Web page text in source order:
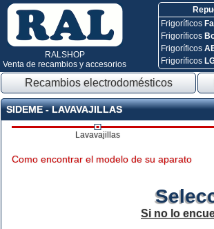
RALSHOP
Venta de recambios y accesorios
Frigoríficos
Frigoríficos
Frigoríficos
Frigoríficos
Recambios electrodomésticos
SIDEME - LAVAVAJILLAS
Lavavajillas
Como encontrar el modelo de su aparato
Si no lo